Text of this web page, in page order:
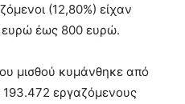
(12,80%) είχαν
ευρώ έως 800 ευρώ.
μισθού κυμάνθηκε από
εργαζόμενους